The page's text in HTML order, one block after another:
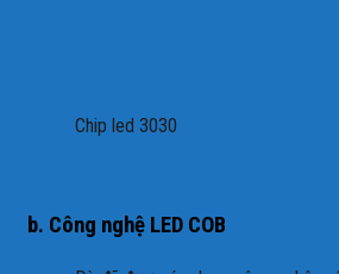
Chip led 3030
b. Công nghệ LED COB